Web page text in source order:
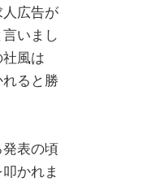
広告が
いまし
風は
ると勝
表の頃
かれま